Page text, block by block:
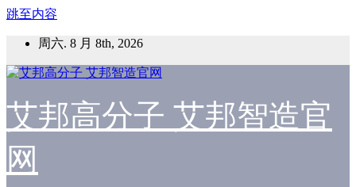
跳至内容
周六. 8 月 8th, 2026
艾邦高分子 艾邦智造官
网